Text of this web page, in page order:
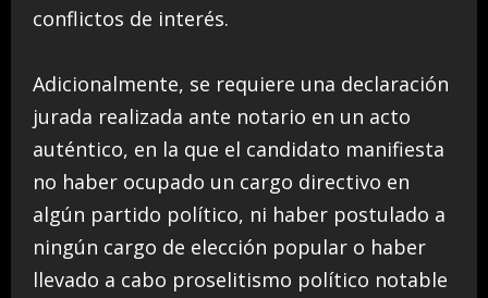
conflictos de interés.
Adicionalmente, se requiere una declaración
jurada realizada ante notario en un acto
auténtico, en la que el candidato manifiesta
no haber ocupado un cargo directivo en
algún partido político, ni haber postulado a
ningún cargo de elección popular o haber
llevado a cabo proselitismo político notable